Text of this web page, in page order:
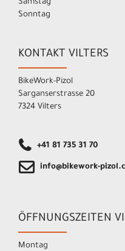
Samstag
Sonntag
KONTAKT VILTERS
BikeWork-Pizol
Sarganserstrasse 20
7324 Vilters
+41 81 735 31 70
info@bikework-
ÖFFNUNGSZEITEN
Montag